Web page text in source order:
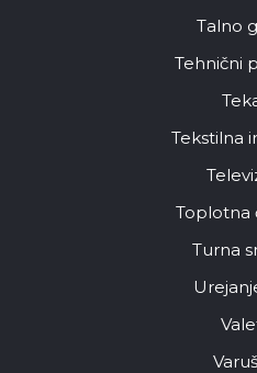
Talno
Tehnični
Tekstilna
Toplotna
Turna